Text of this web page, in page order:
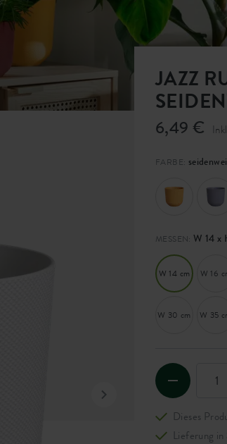
JAZZ
6,49 €
FARBE:
MESSEN: W 14 x
W 14 cm W 16
W 30 cm W 35
Dieses
Lieferung in